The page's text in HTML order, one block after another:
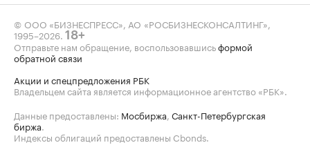
© ООО «БИЗНЕСПРЕСС», АО «РОСБИЗНЕСКОНСАЛТИНГ»,
1995–2026 18+
Отправьте нам обращение, воспользовавшисьформой
обратной связи
Акции и спецпредложения РБК
Владельцем сайта является информационное агентство «РБК».
Данные предоставлены: Мосбиржа Санкт-Петербургская
биржа
Индексы облигаций предоставлены Cbonds.